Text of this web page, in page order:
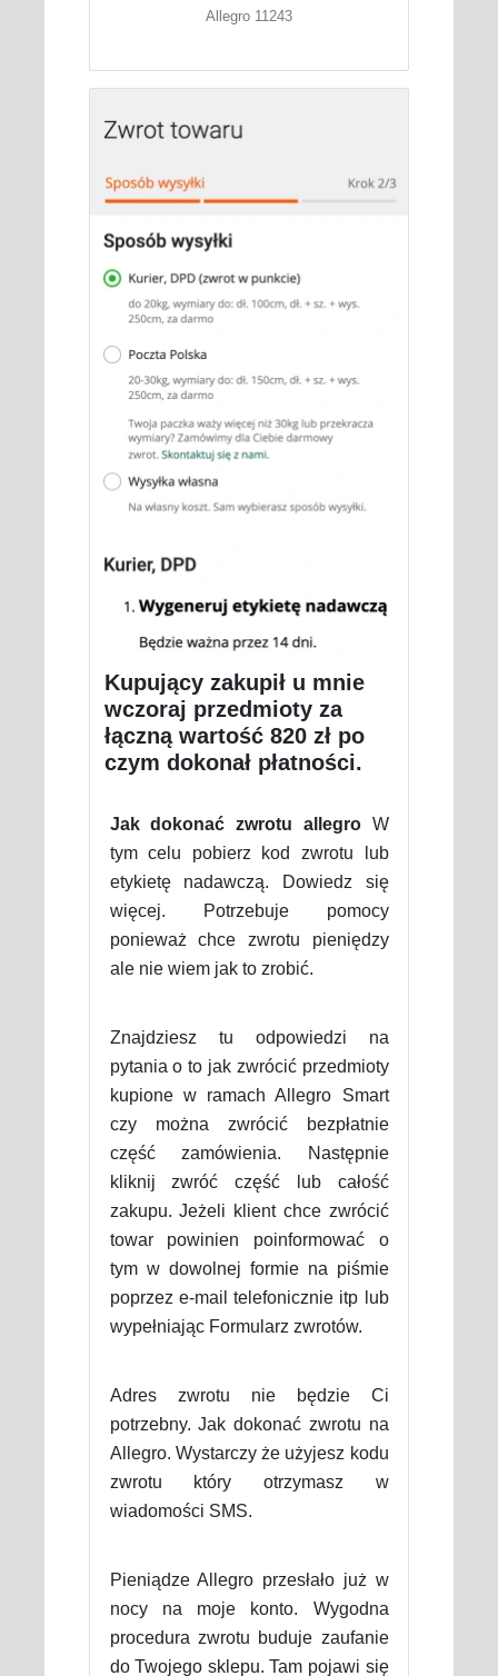
Allegro 11243
Kupujący zakupił u mnie
wczoraj przedmioty za
łączną wartość 820 zł po
czym dokonał płatności.
Jak dokonać zwrotu allegroW
tym celu pobierz kod zwrotu lub
etykietę nadawczą. Dowiedz się
więcej. Potrzebuje pomocy
ponieważ chce zwrotu pieniędzy
ale nie wiem jak to zrobić.
Znajdziesz tu odpowiedzi na
pytania o to jak zwrócić przedmioty
kupione w ramach Allegro Smart
czy można zwrócić bezpłatnie
część zamówienia. Następnie
kliknij zwróć część lub całość
zakupu. Jeżeli klient chce zwrócić
towar powinien poinformować o
tym w dowolnej formie na piśmie
poprzez e-mail telefonicznie itp lub
wypełniając Formularz zwrotów.
Adres zwrotu nie będzie Ci
potrzebny. Jak dokonać zwrotu na
Allegro. Wystarczy że użyjesz kodu
zwrotu który otrzymasz w
wiadomości SMS.
Pieniądze Allegro przesłało już w
nocy na moje konto. Wygodna
procedura zwrotu buduje zaufanie
do Twojego sklepu. Tam pojawi się